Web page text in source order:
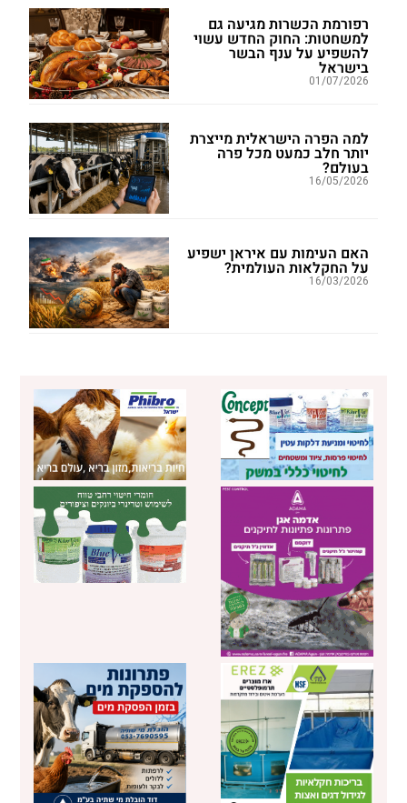
רפורמת הכשרות מגיעה גם
למשחטות: החוק החדש עשוי
להשפיע על ענף הבשר
בישראל
01/07/2026
למה הפרה הישראלית מייצרת
יותר חלב כמעט מכל פרה
בעולם?
16/05/2026
האם העימות עם איראן ישפיע
על החקלאות העולמית?
16/03/2026